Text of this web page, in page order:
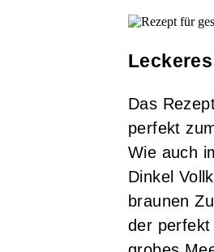
Das
perfekt
Wie auch
Dinkel
braunen
der